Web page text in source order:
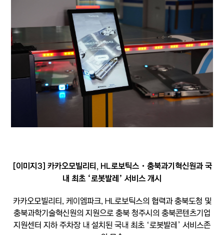
[이미지3] 카카오모빌리티, HL로보틱스・충북과기혁신원과 국
내 최초 ‘로봇발레’ 서비스 개시
카카오모빌리티, 케이엠파크, HL로보틱스의 협력과 충북도청 및
충북과학기술혁신원의 지원으로 충북 청주시의 충북콘텐츠기업
지원센터 지하 주차장 내 설치된 국내 최초 ‘로봇발레’ 서비스존